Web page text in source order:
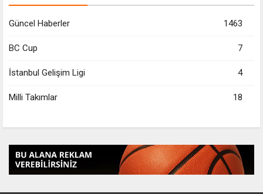
Güncel Haberler 1463
BC Cup 7
İstanbul Gelişim Ligi 4
Milli Takımlar 18